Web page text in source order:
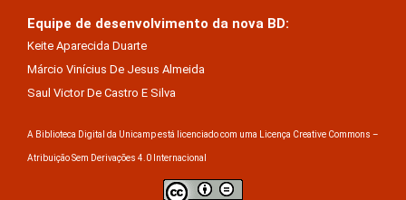
Equipe de desenvolvimento da nova BD:
Keite Aparecida Duarte
Márcio Vinícius De Jesus Almeida
Saul Victor De Castro E Silva
A Biblioteca Digital da Unicamp está licenciado com uma Licença Creative Commons –
Atribuição Sem Derivações 4.0 Internacional